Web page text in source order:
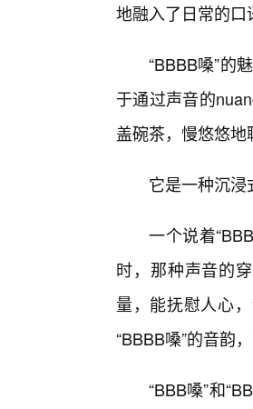
地融入了日常的口
“BBBB嗓”的
于通过声音的
盖碗茶，慢悠悠地
它是一种沉
一个说着
时，那种声音的
量，能抚慰人心
“BBBB嗓”的音韵
“BBB嗓”和